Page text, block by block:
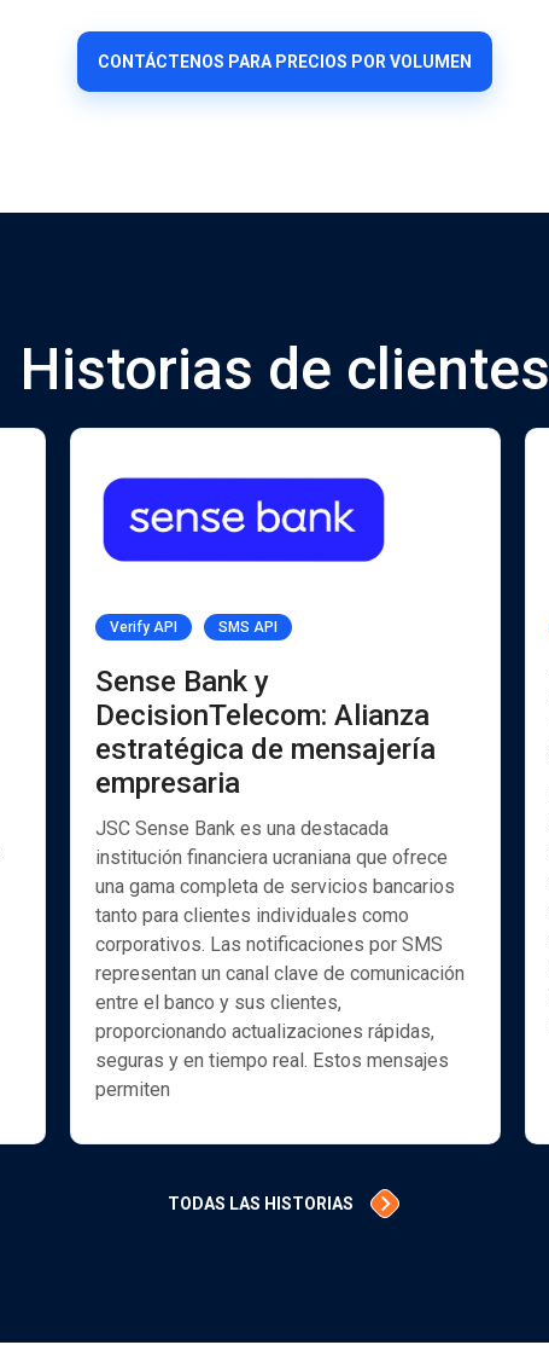
CONTÁCTENOS PARA PRECIOS POR VOLUMEN
Historias de clientes
Verify API SMS API
Sense Bank y
DecisionTelecom: Alianza
estratégica de mensajería
empresaria
JSC Sense Bank es una destacada
institución financiera ucraniana que ofrece
una gama completa de servicios bancarios
tanto para clientes individuales como
corporativos. Las notificaciones por SMS
representan un canal clave de comunicación
entre el banco y sus clientes,
proporcionando actualizaciones rápidas,
seguras y en tiempo real. Estos mensajes
permiten
TODAS LAS HISTORIAS